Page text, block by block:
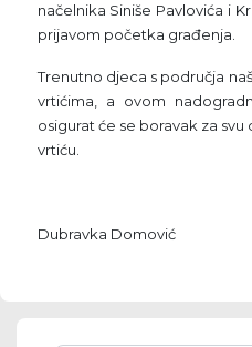
načelnika Siniše Pavlovića i
prijavom početka građenja.
Trenutno djeca s područja
vrtićima, a ovom
osigurat će se boravak za
vrtiću.
Dubravka Domović